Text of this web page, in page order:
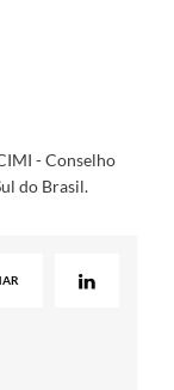
- Conselho
do Brasil.